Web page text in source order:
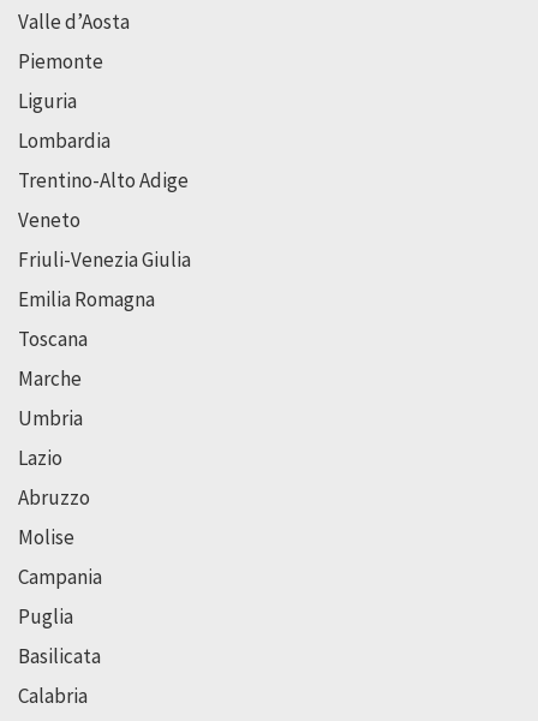
Valle d’Aosta
Piemonte
Liguria
Lombardia
Trentino-Alto Adige
Veneto
Friuli-Venezia Giulia
Emilia Romagna
Toscana
Marche
Umbria
Lazio
Abruzzo
Molise
Campania
Puglia
Basilicata
Calabria